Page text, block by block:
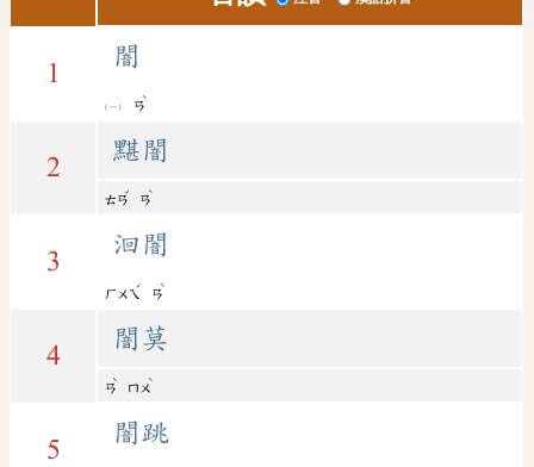
1
闇
ㄢ
ˋ
2
黮闇
ㄊㄢ
ˇ
ㄢ
ˋ
3
洄闇
ㄏㄨㄟ
ˊ
ㄢ
ˋ
4
闇莫
ㄢ
ˋ
ㄇㄨ
ˋ
5
闇跳